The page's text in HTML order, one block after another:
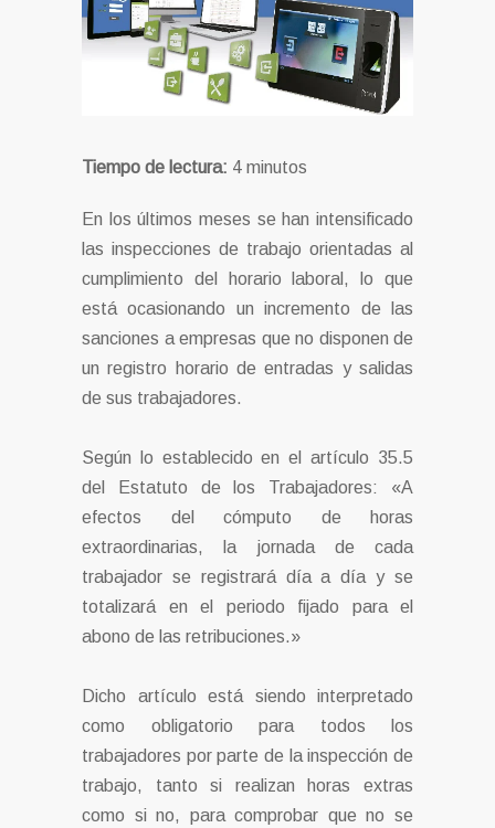
Tiempo de lectura: 4 minutos
En los últimos meses se han intensificado
las inspecciones de trabajo orientadas al
cumplimiento del horario laboral, lo que
está ocasionando un incremento de las
sanciones a empresas que no disponen de
un registro horario de entradas y salidas
de sus trabajadores.
Según lo establecido en el artículo 35.5
del Estatuto de los Trabajadores: «A
efectos del cómputo de horas
extraordinarias, la jornada de cada
trabajador se registrará día a día y se
totalizará en el periodo fijado para el
abono de las retribuciones.»
Dicho artículo está siendo interpretado
como obligatorio para todos los
trabajadores por parte de la inspección de
trabajo, tanto si realizan horas extras
como si no, para comprobar que no se